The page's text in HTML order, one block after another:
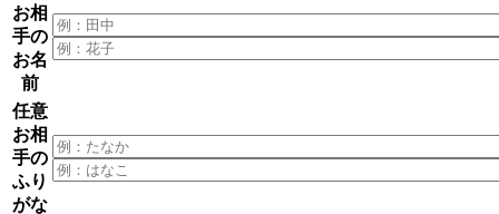
お相
手の
お名
前
任意
お相
手の
ふり
がな